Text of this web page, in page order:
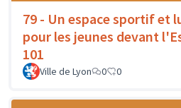
79 - Un espace sportif et
pour les jeunes devant
101
Ville de Lyon 0 0